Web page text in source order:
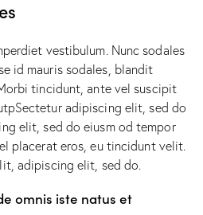
vestibulum. Nunc sodales
id mauris sodales, blandit
tincidunt, ante vel suscipit
adipiscing elit, sed do
elit, sed do eiusm od tempor
placerat eros, eu tincidunt velit.
adipiscing elit, sed do.
omnis iste natus et